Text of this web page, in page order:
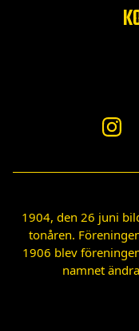
1904, den 26 juni
tonåren.
1906 blev
namnet